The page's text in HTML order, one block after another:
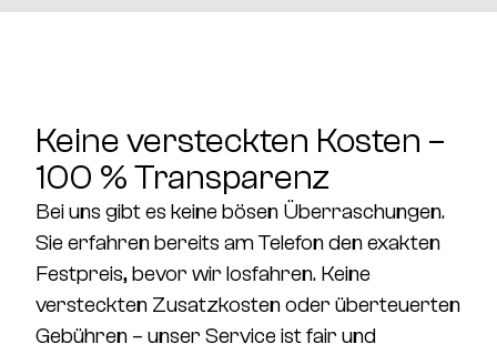
Keine versteckten Kosten –
100 % Transparenz
Bei uns gibt es keine bösen Überraschungen.
Sie erfahren bereits am Telefonden exakten
Festpreis, bevor wir losfahren. Keine
versteckten Zusatzkosten oder überteuerten
Gebühren – unser Service ist fair und